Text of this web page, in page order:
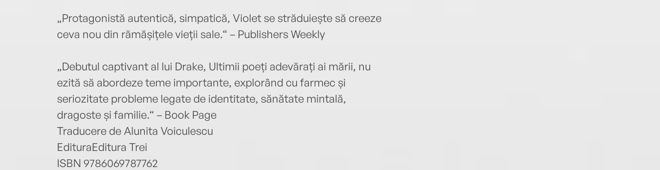
„Protagonistă autentică, simpatică, Violet se străduiește să creeze
ceva nou din rămășițele vieții sale.“ – Publishers Weekly
„Debutul captivant al lui Drake, Ultimii poeți adevărați ai mării, nu
ezită să abordeze teme importante, explorând cu farmec și
seriozitate probleme legate de identitate, sănătate mintală,
dragoste și familie.“ – Book Page
Traducere de Alunita Voiculescu
EdituraEditura Trei
ISBN 9786069787762